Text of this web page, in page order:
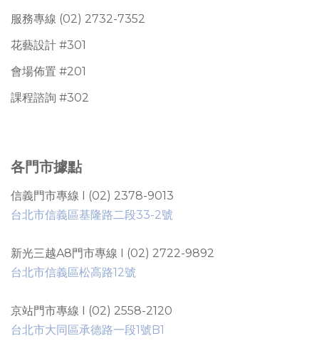
服務專線 (02) 2732-7352
花藝設計 #301
會場佈置 #201
課程諮詢 #302
各門市據點
信義門市專線 I (02) 2378-9013
台北市信義區基隆路二段33-2號
新光三越A8門市專線 I (02) 2722-9892
台北市信義區松高路12號
京站門市專線 I (02) 2558-2120
台北市大同區承德路一段1號B1